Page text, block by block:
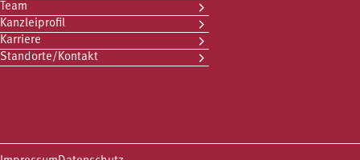
Team
Kanzleiprofil
Karriere
Standorte/Kontakt